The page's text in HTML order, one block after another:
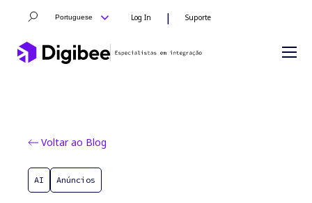
Portuguese Log In | Suporte
Voltar ao Blog
AI Anúncios